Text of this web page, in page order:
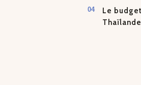
Le
Thaïlande